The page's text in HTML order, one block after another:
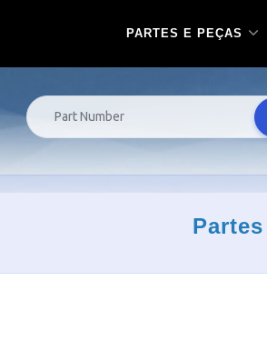
PARTES E PEÇAS